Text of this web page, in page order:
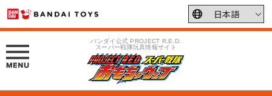
バンダイ公式 PROJECT R.E.D.
スーパー戦隊玩具情報サイト